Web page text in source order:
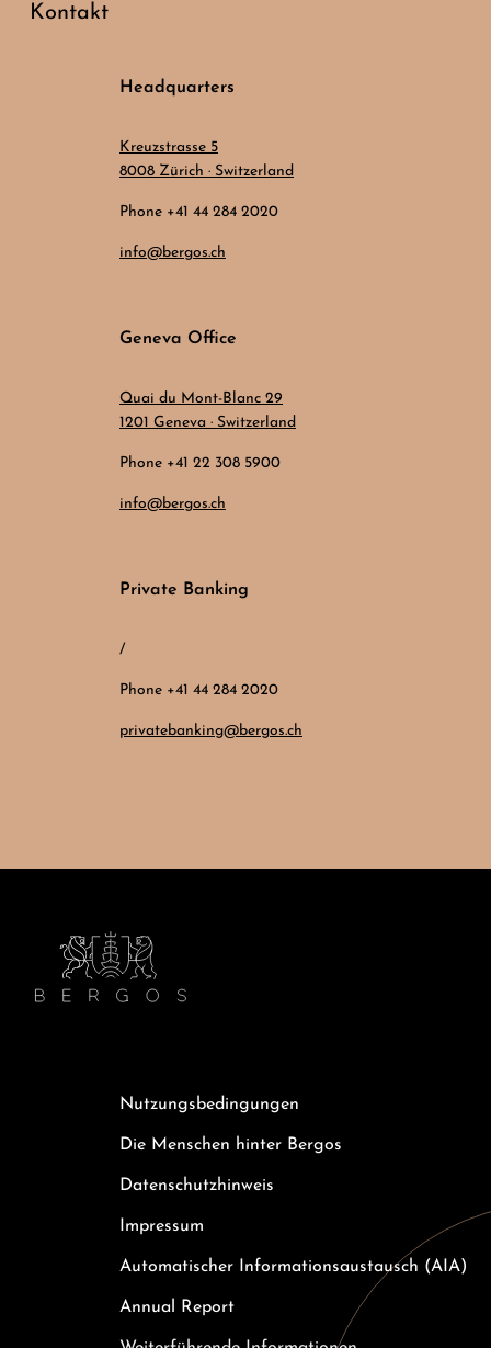
Kontakt
Headquarters
Kreuzstrasse 5
8008 Zürich · Switzerland
Phone +41 44 284 2020
info@bergos.ch
Geneva Office
Quai du Mont-Blanc 29
1201 Geneva · Switzerland
Phone +41 22 308 5900
info@bergos.ch
Private Banking
/
Phone +41 44 284 2020
privatebanking@bergos.ch
Nutzungsbedingungen
Die Menschen hinter Bergos
Datenschutzhinweis
Impressum
Automatischer Informationsaustausch (AIA)
Annual Report